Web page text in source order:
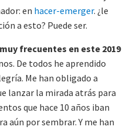
en hacer-emerger. ¿le
a esto? Puede ser.
frecuentes en este 2019
De todos he aprendido
Me han obligado a
lanzar la mirada atrás para
que hace 10 años iban
aún por sembrar. Y me han